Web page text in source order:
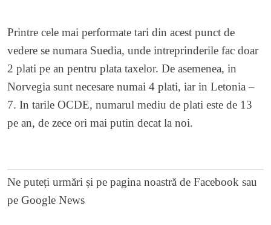
Printre cele mai performate tari din acest punct de
vedere se numara Suedia, unde intreprinderile fac doar
2 plati pe an pentru plata taxelor. De asemenea, in
Norvegia sunt necesare numai 4 plati, iar in Letonia –
7. In tarile OCDE, numarul mediu de plati este de 13
pe an, de zece ori mai putin decat la noi.
Ne puteți urmări și pe pagina noastră de Facebook sau
pe Google News